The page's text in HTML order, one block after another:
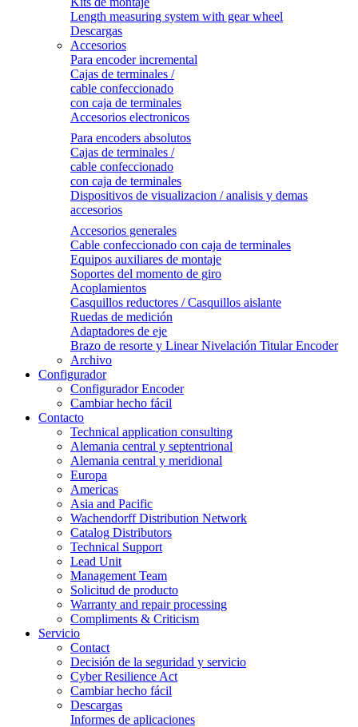
Length measuring system with gear wheel
Descargas
Accesorios
Para encoder incremental
Cajas de terminales /
cable confeccionado
con caja de terminales
Accesorios electronicos
Para encoders absolutos
Cajas de terminales /
cable confeccionado
con caja de terminales
Dispositivos de visualizacion / analisis y demas
accesorios
Accesorios generales
Cable confeccionado con caja de terminales
Equipos auxiliares de montaje
Soportes del momento de giro
Acoplamientos
Casquillos reductores / Casquillos aislante
Ruedas de medición
Adaptadores de eje
Brazo de resorte y Linear Nivelación Titular Encoder
Archivo
Configurador
Configurador Encoder
Cambiar hecho fácil
Contacto
Technical application consulting
Alemania central y septentrional
Alemania central y meridional
Europa
Americas
Asia and Pacific
Wachendorff Distribution Network
Catalog Distributors
Technical Support
Lead Unit
Management Team
Solicitud de producto
Warranty and repair processing
Compliments & Criticism
Servicio
Contact
Decisión de la seguridad y servicio
Cyber Resilience Act
Cambiar hecho fácil
Descargas
Informes de aplicaciones